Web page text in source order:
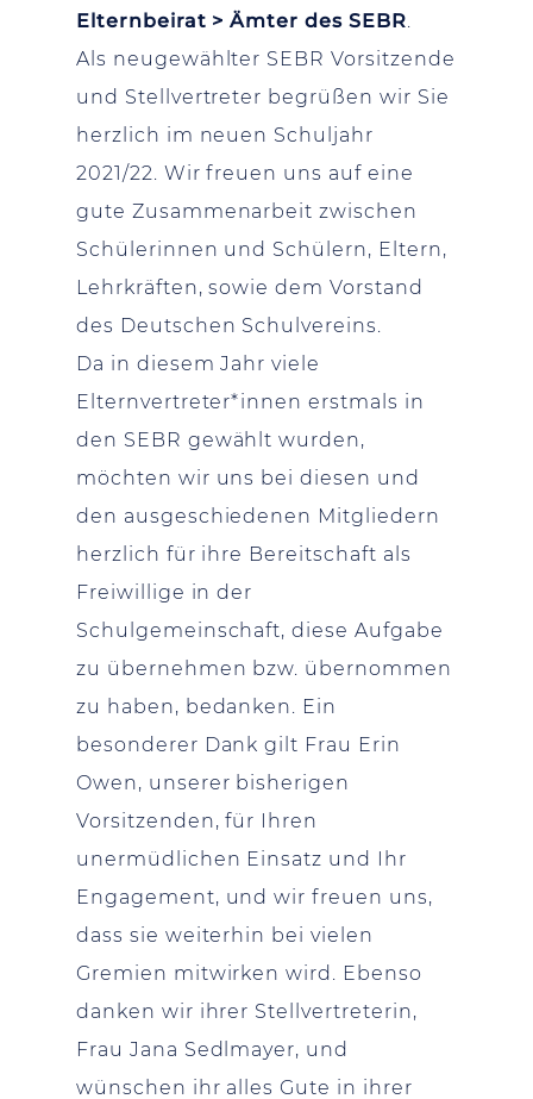
Elternbeirat > Ämter des SEBR.
Als neugewählter SEBR Vorsitzende
und Stellvertreter begrüßen wir Sie
herzlich im neuen Schuljahr
2021/22. Wir freuen uns auf eine
gute Zusammenarbeit zwischen
Schülerinnen und Schülern, Eltern,
Lehrkräften, sowie dem Vorstand
des Deutschen Schulvereins.
Da in diesem Jahr viele
Elternvertreter*innen erstmals in
den SEBR gewählt wurden,
möchten wir uns bei diesen und
den ausgeschiedenen Mitgliedern
herzlich für ihre Bereitschaft als
Freiwillige in der
Schulgemeinschaft, diese Aufgabe
zu übernehmen bzw. übernommen
zu haben, bedanken. Ein
besonderer Dank gilt Frau Erin
Owen, unserer bisherigen
Vorsitzenden, für Ihren
unermüdlichen Einsatz und Ihr
Engagement, und wir freuen uns,
dass sie weiterhin bei vielen
Gremien mitwirken wird. Ebenso
danken wir ihrer Stellvertreterin,
Frau Jana Sedlmayer, und
wünschen ihr alles Gute in ihrer